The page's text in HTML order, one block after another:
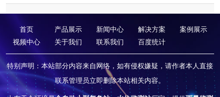
首页 产品展示 新闻中心 解决方案
案例展示
视频中心
关于我们 联系我们 百度统计
特别声明：本站部分内容来自网络，如有侵权嫌疑，请作者本人直接
联系管理员立即删除本站相关内容。